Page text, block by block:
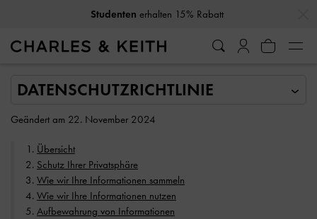
Studenten erhalten 15% Rabatt
10% Rabatt wenn Sie unseren Newsletter abonnieren*
Geändert am 22. November 2024
Übersicht
Schutz Ihrer Privatsphäre
Wie wir Ihre Informationen sammeln
Wie wir Ihre Informationen nutzen
Aufbewahrung von Informationen